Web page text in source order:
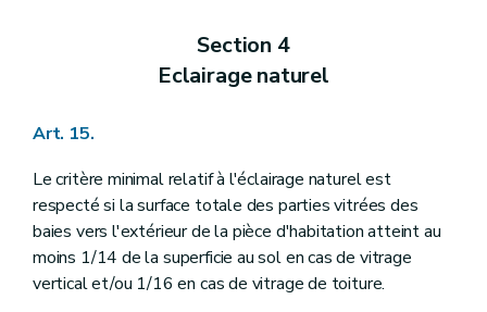
Section 4
Eclairage naturel
Art. 15.
Le critère minimal relatif à l'éclairage naturel est
respecté si la surface totale des parties vitrées des
baies vers l'extérieur de la pièce d'habitation atteint au
moins 1/14 de la superficie au sol en cas de vitrage
vertical et/ou 1/16 en cas de vitrage de toiture.